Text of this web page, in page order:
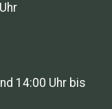
14:00 Uhr bis